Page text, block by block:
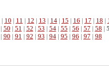
| 10 | 11 | 12 | 13 | 14| 15 | 16 | 17 | 18 |
| 50 | 51 | 52 | 53 | 54| 55 | 56 | 57 | 58 |
| 90 | 91 | 92 | 93 | 94| 95 | 96 | 97 | 98